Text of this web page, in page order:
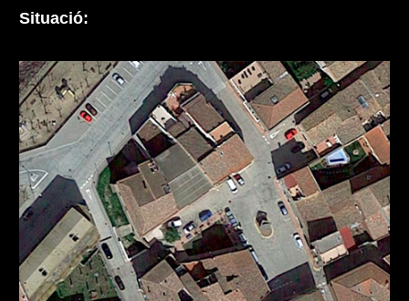
Situació: